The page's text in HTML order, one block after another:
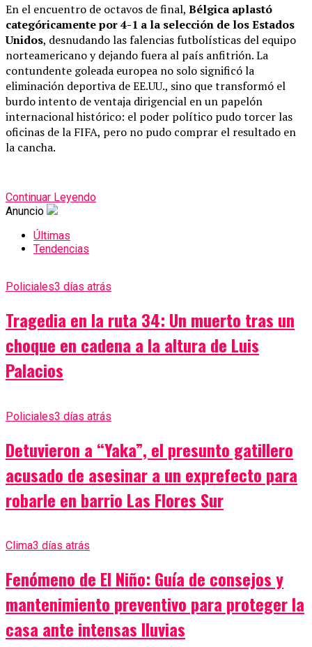
En el encuentro de octavos de final, Bélgica aplastó
categóricamente por 4-1 a la selección de los Estados
Unidos, desnudando las falencias futbolísticas del equipo
norteamericano y dejando fuera al país anfitrión. La
contundente goleada europea no solo significó la
eliminación deportiva de EE.UU., sino que transformó el
burdo intento de ventaja dirigencial en un papelón
internacional histórico: el poder político pudo torcer las
oficinas de la FIFA, pero no pudo comprar el resultado en
la cancha.
Continuar Leyendo
Anuncio
Últimas
Tendencias
Policiales3 días atrás
Tragedia en la ruta 34: Un muerto tras un
choque en cadena a la altura de Luis
Palacios
Policiales3 días atrás
Detuvieron a “Yaka”, el presunto gatillero
acusado de asesinar a un exprefecto para
robarle en barrio Las Flores Sur
Clima3 días atrás
Fenómeno de El Niño: Guía de consejos y
mantenimiento preventivo para proteger la
casa ante intensas lluvias